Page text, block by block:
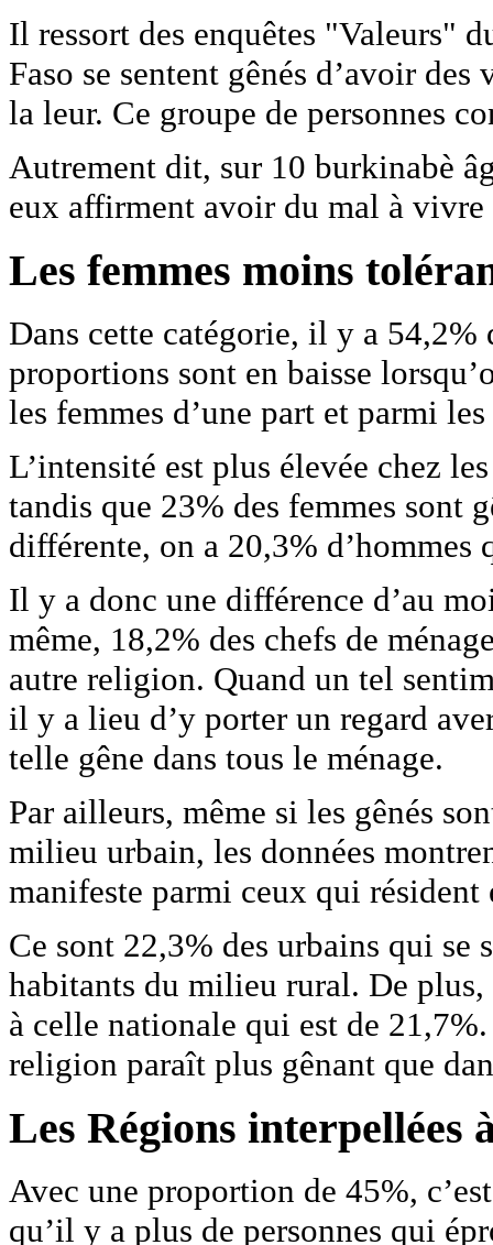
Il ressort des enquêtes "Valeurs"
Faso se sentent gênés d’avoir
la leur. Ce groupe de personnes
Autrement dit, sur 10 burkinabè
eux affirment avoir du mal à
Les femmes moins
Dans cette catégorie, il y a 54,2%
proportions sont en baisse
les femmes d’une part et parmi
L’intensité est plus élevée chez
tandis que 23% des femmes sont
différente, on a 20,3%
Il y a donc une différence d’au
même, 18,2% des chefs de
autre religion. Quand un tel
il y a lieu d’y porter un regard
telle gêne dans tous le ménage.
Par ailleurs, même si les gênés
milieu urbain, les données
manifeste parmi ceux qui
Ce sont 22,3% des urbains qui se
habitants du milieu rural. De
à celle nationale qui est de
religion paraît plus gênant que
Les Régions interpellées
Avec une proportion de 45%,
qu’il y a plus de personnes qui